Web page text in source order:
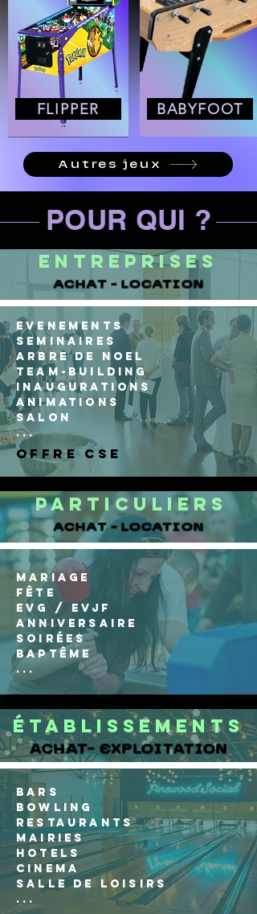
FLIPPER BABYFOOT
Autres jeux
POUR QUI ?
ENTREPRISES
ACHAT - LOCATION
EVENEMENTS
SEMINAIRES
ARBRE DE NOEL
TEAM-BUILDING
INAUGURATIONS
ANIMATIONS
SALON
...
offre CSE
PARTICULIERS
ACHAT - LOCATION
MARIAGE
FÊTE
EVG / EVJF
ANNIVERSAIRE
SOIRÉES
BAPTÊME
...
Établissements
ACHAT- EXPLOITATION
BARS
BOWLING
RESTAURANTS
MAIRIES
HOTELS
CINEMA
SALLE DE LOISIRS
...